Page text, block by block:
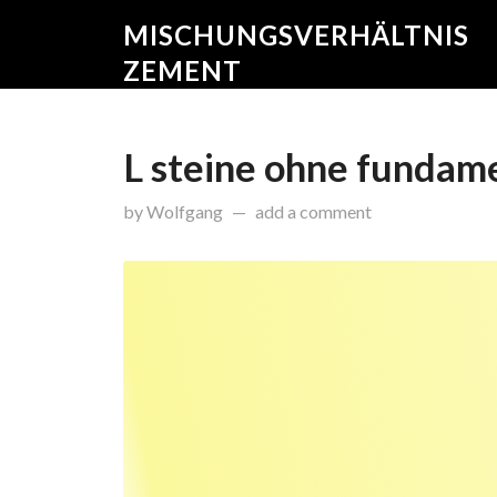
MISCHUNGSVERHÄLTNIS
ZEMENT
L steine ohne
byWolfgang onMärz 3, 2017
add a comment